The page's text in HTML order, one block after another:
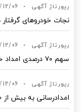
رپورتاژ آگهی •
06
نجات خودروهای
رپورتاژ آگهی •
06
سهم ۷۰ درصدی امداد خودرو ساوه در پیشگیری از حوادث جاده‌ای
رپورتاژ آگهی •
06
امدادرسانی به بیش از ۱۰۰ خودرو گرفتار در یک هفته اخیر در اهواز